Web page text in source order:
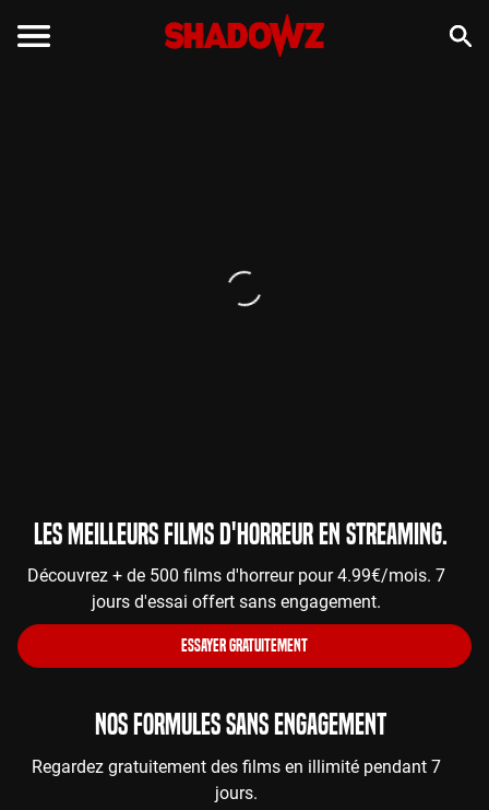
Les meilleurs films d'horreur en streaming.
Découvrez + de 500 films d'horreur pour 4.99€/mois. 7
jours d'essai offert sans engagement.
ESSAYER GRATUITEMENT
NOS FORMULES SANS ENGAGEMENT
Regardez gratuitement des films en illimité pendant 7
jours.